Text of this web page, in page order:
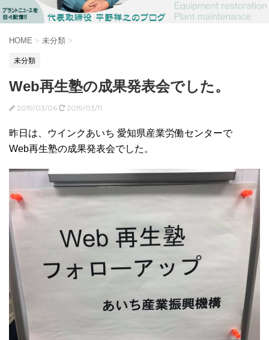
HOME > 未分類 >
未分類
Web再生塾の成果発表会でした。
2019/03/06 2019/03/11
昨日は、ウインクあいち 愛知県産業労働センターで
Web再生塾の成果発表会でした。